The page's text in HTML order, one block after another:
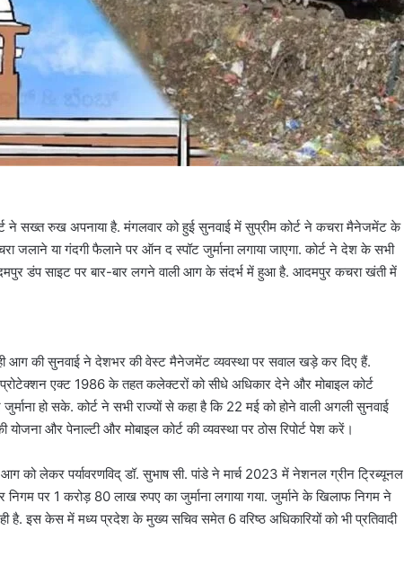
सख्त रुख अपनाया है. मंगलवार को हुई सुनवाई में सुप्रीम कोर्ट ने कचरा मैनेजमेंट के
जलाने या गंदगी फैलाने पर ऑन द स्पॉट जुर्माना लगाया जाएगा. कोर्ट ने देश के सभी
डंप साइट पर बार-बार लगने वाली आग के संदर्भ में हुआ है. आदमपुर कचरा खंती में
आग की सुनवाई ने देशभर की वेस्ट मैनेजमेंट व्यवस्था पर सवाल खड़े कर दिए हैं.
एक्ट 1986 के तहत कलेक्टरों को सीधे अधिकार देने और मोबाइल कोर्ट
जुर्माना हो सके. कोर्ट ने सभी राज्यों से कहा है कि 22 मई को होने वाली अगली सुनवाई
और पेनाल्टी और मोबाइल कोर्ट की व्यवस्था पर ठोस रिपोर्ट पेश करें।
को लेकर पर्यावरणविद् डॉ. सुभाष सी. पांडे ने मार्च 2023 में नेशनल ग्रीन ट्रिब्यूनल
पर 1 करोड़ 80 लाख रुपए का जुर्माना लगाया गया. जुर्माने के खिलाफ निगम ने
इस केस में मध्य प्रदेश के मुख्य सचिव समेत 6 वरिष्ठ अधिकारियों को भी प्रतिवादी